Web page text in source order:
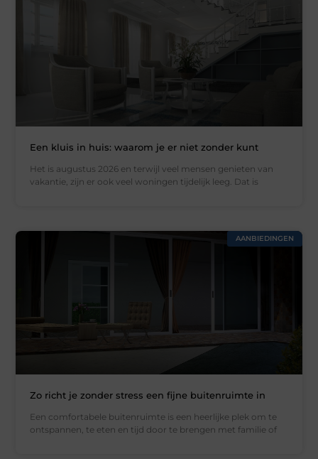
Een kluis in huis: waarom je er niet zonder kunt
Het is augustus 2026 en terwijl veel mensen genieten van
vakantie, zijn er ook veel woningen tijdelijk leeg. Dat is
AANBIEDINGEN
Zo richt je zonder stress een fijne buitenruimte in
Een comfortabele buitenruimte is een heerlijke plek om te
ontspannen, te eten en tijd door te brengen met familie of